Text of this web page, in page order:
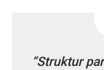
“Struktur